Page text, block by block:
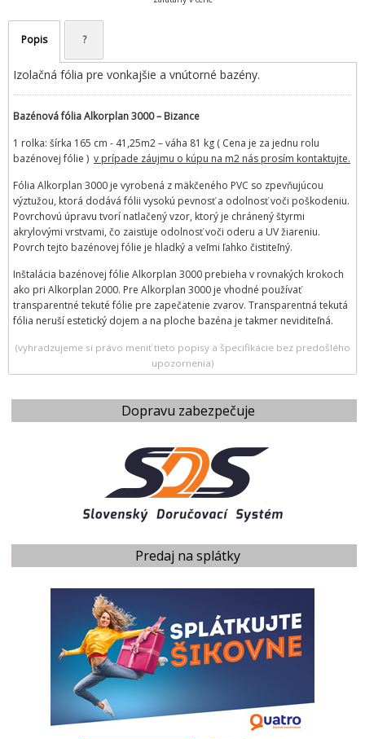
Dopravu zabezpečuje
Predaj na splátky
Popis ?
Izolačná fólia pre vonkajšie a vnútorné bazény.
Bazénová fólia Alkorplan 3000 – Bizance
1 rolka: šírka 165 cm - 41,25m2 – váha 81 kg ( Cena je za jednu rolu
bazénovej fólie ) v prípade záujmu o kúpu na m2 nás prosím kontaktujte.
Fólia Alkorplan 3000 je vyrobená z mäkčeného PVC so zpevňujúcou
výztužou, ktorá dodává fólii vysokú pevnosť a odolnosť voči poškodeniu.
Povrchovú úpravu tvorí natlačený vzor, ktorý je chránený štyrmi
akrylovými vrstvami, čo zaisťuje odolnosť voči oderu a UV žiareniu.
Povrch tejto bazénovej fólie je hladký a veľmi ľahko čistiteľný.
Inštalácia bazénovej fólie Alkorplan 3000 prebieha v rovnakých krokoch
ako pri Alkorplan 2000. Pre Alkorplan 3000 je vhodné používať
transparentné tekuté fólie pre zapečatenie zvarov. Transparentná tekutá
fólia neruší estetický dojem a na ploche bazéna je takmer neviditeľná.
(vyhradzujeme si právo meniť tieto popisy a špecifikácie bez predošlého
upozornenia)